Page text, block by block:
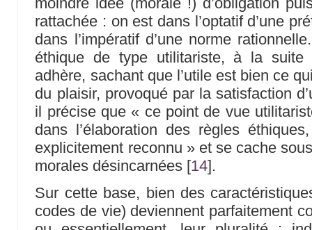
rattachée : on est dans l’optatif d’une
dans l’impératif d’une norme
éthique de type utilitariste, à la suite
adhère, sachant que l’utile est bien ce
du plaisir, provoqué par la satisfaction
il précise que « ce point de vue
dans l’élaboration des règles
explicitement reconnu » et se cache
morales désincarnées [14] .
Sur cette base, bien des
codes de vie) deviennent parfaitement